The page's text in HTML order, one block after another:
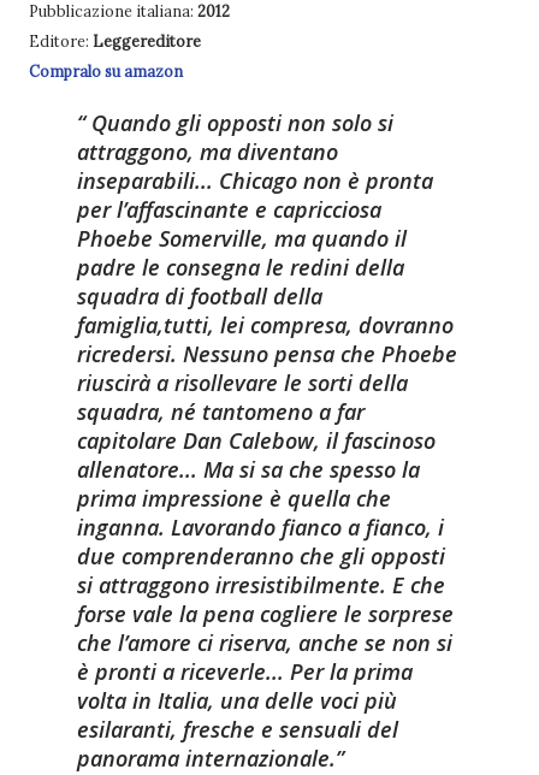
Pubblicazione italiana: 2012
Editore: Leggereditore
Compralo su amazon
Quando gli opposti non solo si
attraggono, ma diventano
inseparabili... Chicago non è pronta
per l’affascinante e capricciosa
Phoebe Somerville, ma quando il
padre le consegna le redini della
squadra di football della
famiglia,tutti, lei compresa, dovranno
ricredersi. Nessuno pensa che Phoebe
riuscirà a risollevare le sorti della
squadra, né tantomeno a far
capitolare Dan Calebow, il fascinoso
allenatore... Ma si sa che spesso la
prima impressione è quella che
inganna. Lavorando fianco a fianco, i
due comprenderanno che gli opposti
si attraggono irresistibilmente. E che
forse vale la pena cogliere le sorprese
che l’amore ci riserva, anche se non si
è pronti a riceverle... Per la prima
volta in Italia, una delle voci più
esilaranti, fresche e sensuali del
panorama internazionale.